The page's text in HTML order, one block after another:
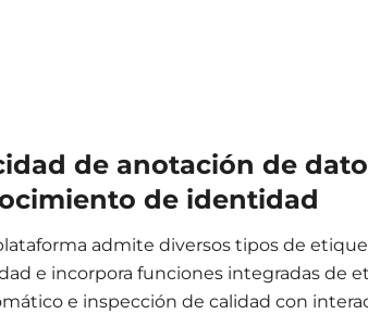
de anotación de
de identidad
admite diversos tipos de
e incorpora funciones integradas de
e inspección de calidad con